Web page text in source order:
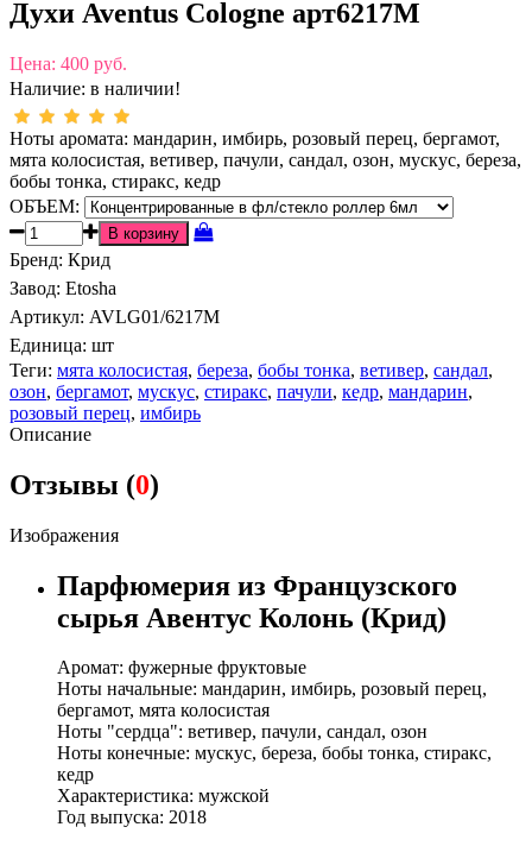
Духи Aventus Cologne арт6217M
Цена: 400 руб.
Наличие: в наличии!
Ноты аромата: мандарин, имбирь, розовый перец, бергамот,
мята колосистая, ветивер, пачули, сандал, озон, мускус, береза,
бобы тонка, стиракс, кедр
ОБЪЕМ:
Бренд: Крид
Завод: Etosha
Артикул: AVLG01/6217M
Единица: шт
Теги: мята колосистая, береза, бобы тонка, ветивер, сандал,
озон, бергамот, мускус, стиракс, пачули, кедр, мандарин,
розовый перец, имбирь
Описание
Отзывы (0)
Изображения
Парфюмерия из Французского
сырья Авентус Колонь (Крид)
Аромат: фужерные фруктовые
Ноты начальные: мандарин, имбирь, розовый перец,
бергамот, мята колосистая
Ноты "сердца": ветивер, пачули, сандал, озон
Ноты конечные: мускус, береза, бобы тонка, стиракс,
кедр
Характеристика: мужской
Год выпуска: 2018